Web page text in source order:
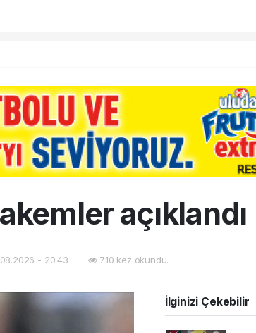
açıklandı
- 20:43 710 kez okundu.
İlginizi Çekebilir